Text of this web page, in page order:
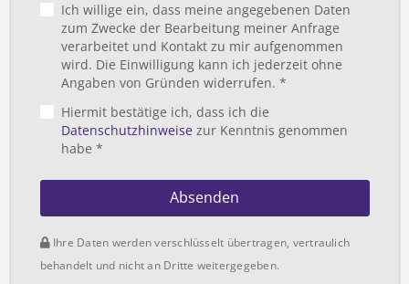
Ich willige ein, dass meine angegebenen Daten
zum Zwecke der Bearbeitung meiner Anfrage
verarbeitet und Kontakt zu mir aufgenommen
wird. Die Einwilligung kann ich jederzeit ohne
Angaben von Gründen widerrufen. *
Hiermit bestätige ich, dass ich die
Datenschutzhinweisezur Kenntnis genommen
habe *
Absenden
Ihre Daten werden verschlüsselt übertragen, vertraulich
behandelt und nicht an Dritte weitergegeben.